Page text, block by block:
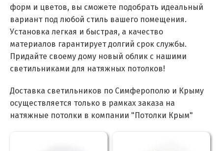
форм и цветов, вы сможете подобрать идеальный
вариант под любой стиль вашего помещения.
Установка легкая и быстрая, а качество
материалов гарантирует долгий срок службы.
Придайте своему дому новый облик с нашими
светильниками для натяжных потолков!
Доставка светильников по Симферополю и Крыму
осуществляется только в рамках заказа на
натяжные потолки в компании "Потолки Крым"